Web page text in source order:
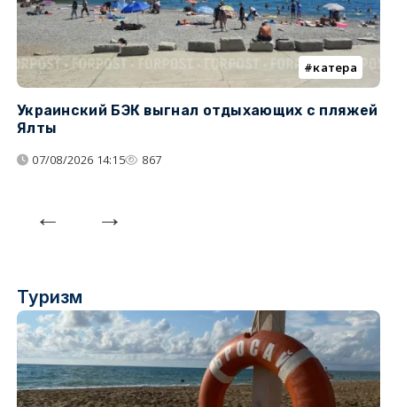
катера
Украинский БЭК выгнал отдыхающих с пляжей
Ялты
07/08/2026 14:15 867
Туризм